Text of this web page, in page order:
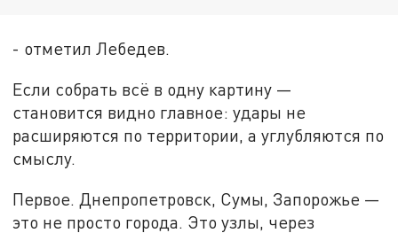
- отметил Лебедев.
Если собрать всё в одну картину —
становится видно главное: удары не
расширяются по территории, а углубляются по
смыслу.
Первое. Днепропетровск, Сумы, Запорожье —
это не просто города. Это узлы, через